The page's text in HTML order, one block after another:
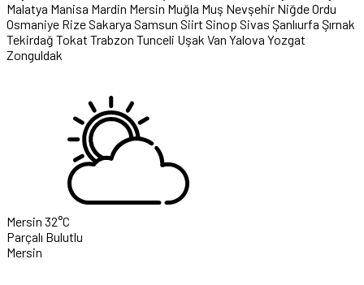
Malatya Manisa Mardin Mersin Muğla Muş Nevşehir NiğdeOrdu
Osmaniye RizeSakarya Samsun Siirt Sinop Sivas Şanlıurfa Şırnak
Tekirdağ Tokat Trabzon Tunceli Uşak Van Yalova Yozgat
Zonguldak
Mersin 32°C
Parçalı Bulutlu
Mersin